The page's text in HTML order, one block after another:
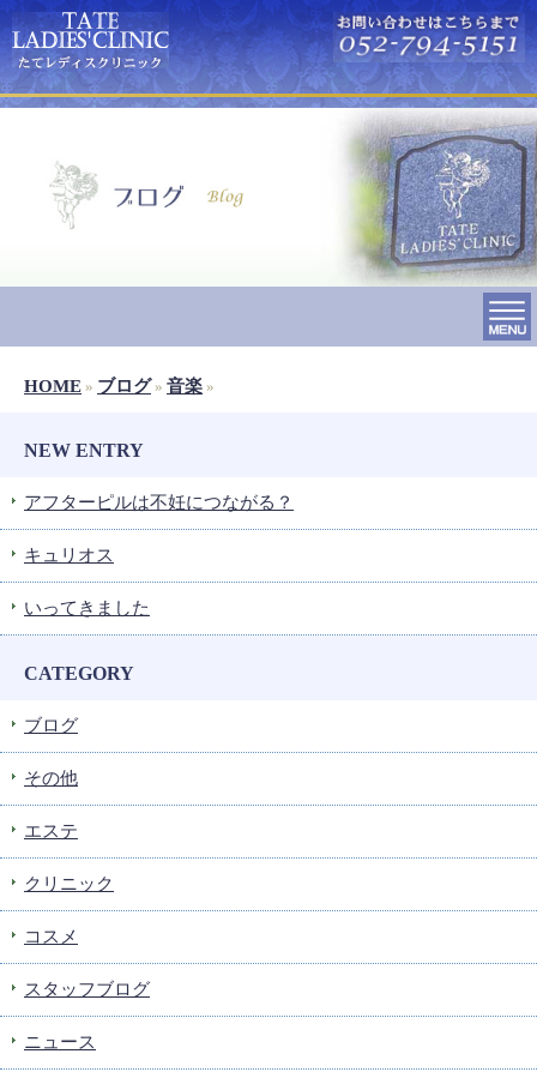
HOME » ブログ » 音楽 »
NEW ENTRY
アフターピルは不妊につながる？
キュリオス
いってきました
CATEGORY
ブログ
その他
エステ
クリニック
コスメ
スタッフブログ
ニュース